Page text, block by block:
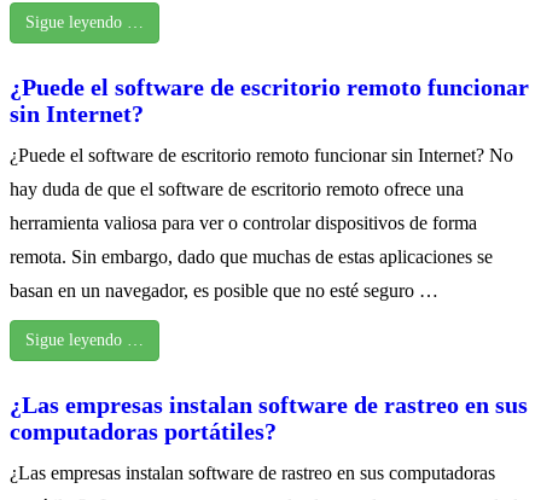
Sigue leyendo …
¿Puede el software de escritorio remoto funcionar
sin Internet?
¿Puede el software de escritorio remoto funcionar sin Internet? No
hay duda de que el software de escritorio remoto ofrece una
herramienta valiosa para ver o controlar dispositivos de forma
remota. Sin embargo, dado que muchas de estas aplicaciones se
basan en un navegador, es posible que no esté seguro …
Sigue leyendo …
¿Las empresas instalan software de rastreo en sus
computadoras portátiles?
¿Las empresas instalan software de rastreo en sus computadoras